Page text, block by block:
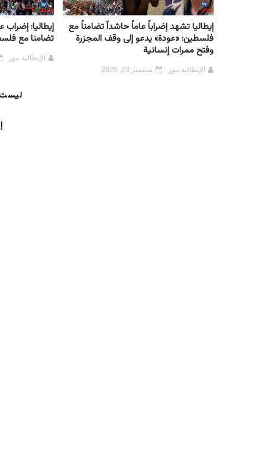
إيطاليا تشهد إضراباً عاماً حاشداً تضامناً مع
فلسطين: «عودة» يدعو إلى وقف المجزرة
وفتح ممرات إنسانية
الإيطالية نيوز سبتمبر 23, 2025
إيطاليا:
تضامنا مع
الإيطالية نيوز